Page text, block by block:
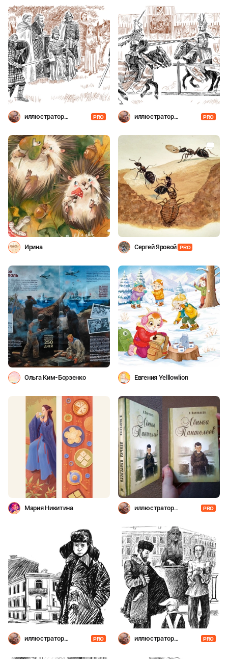
иллюстратор
PRO
иллюстратор
PRO
Ирина Сергей Яровой PRO
Ольга Ким-Борзенко Евгения Yelllowlion
Мария Никитина
иллюстратор
PRO
иллюстратор
PRO
иллюстратор
PRO